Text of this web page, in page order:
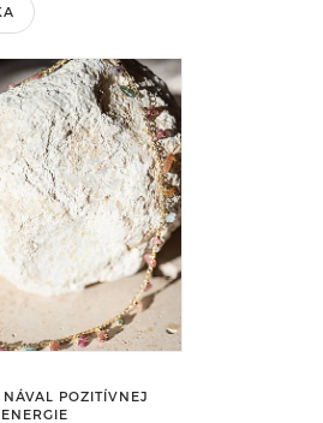
POZITÍVNEJ
ENERGIE